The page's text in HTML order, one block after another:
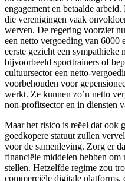
engagement en betaalde
die verenigingen vaak
werven. De regering voorziet
een netto vergoeding van 6000
eerste gezicht een sympathieke
bijvoorbeeld sporttrainers of
cultuursector een netto-
voorbehouden voor
werkt. Ze kunnen zo’n netto
non-profitsector en in diensten
Maar het risico is reëel dat ook
goedkopere statuut zullen
voor de samenleving. Zorg er
financiële middelen hebben
stellen. Hetzelfde regime zou
commerciële digitale platforms,